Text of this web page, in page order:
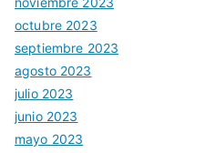
octubre 2023
septiembre 2023
agosto 2023
julio 2023
junio 2023
mayo 2023